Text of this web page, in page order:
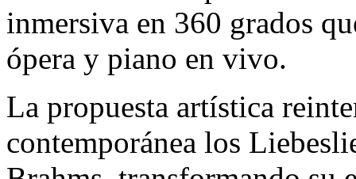
inmersiva en 360 grados
ópera y piano en vivo.
La propuesta artística
contemporánea los